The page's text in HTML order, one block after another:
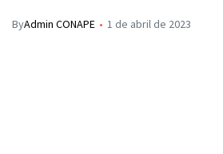
ByAdmin CONAPE 1 de abril de 2023